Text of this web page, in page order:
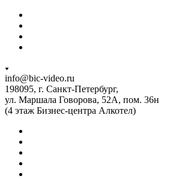
info@bic-video.ru
198095, г. Санкт-Петербург,
ул. Маршала Говорова, 52А, пом. 36н
(4 этаж Бизнес-центра Алкотел)